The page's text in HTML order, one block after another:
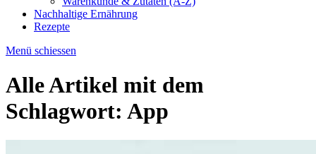
Nachhaltige Ernährung
Rezepte
Menü schiessen
Alle Artikel mit dem
Schlagwort: App